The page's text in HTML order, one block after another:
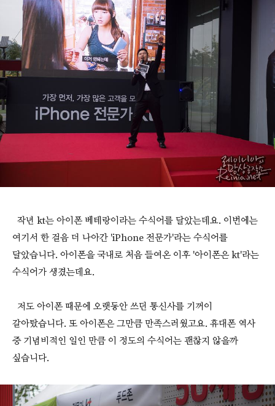
작년 kt는 아이폰 베테랑이라는 수식어를 달았는데요. 이번에는
여기서 한 걸음 더 나아간 'iPhone 전문가'라는 수식어를
달았습니다. 아이폰을 국내로 처음 들여온 이후 '아이폰은 kt'라는
수식어가 생겼는데요.
저도 아이폰 때문에 오랫동안 쓰던 통신사를 기꺼이
갈아탔습니다. 또 아이폰은 그만큼 만족스러웠고요. 휴대폰 역사
중 기념비적인 일인 만큼 이 정도의 수식어는 괜찮지 않을까
싶습니다.